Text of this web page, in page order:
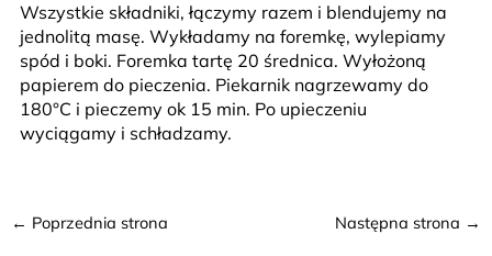
Wszystkie składniki, łączymy razem i blendujemy na
jednolitą masę. Wykładamy na foremkę, wylepiamy
spód i boki. Foremka tartę 20 średnica. Wyłożoną
papierem do pieczenia. Piekarnik nagrzewamy do
180°C i pieczemy ok 15 min. Po upieczeniu
wyciągamy i schładzamy.
← Poprzednia strona Następna strona →